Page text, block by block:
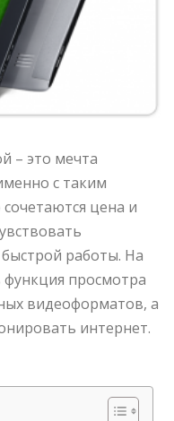
– это мечта
с таким
цена и
работы. На
просмотра
видеоформатов, а
интернет.